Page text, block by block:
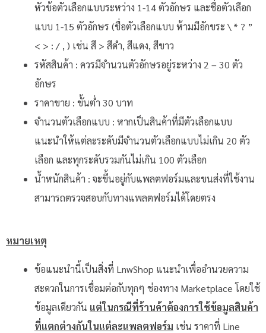
หัวข้อตัวเลือกแบบระหว่าง 1-14 ตัวอักษร และชื่อตัวเลือก
แบบ 1-15 ตัวอักษร (ชื่อตัวเลือกแบบ ห้ามมีอักขระ \ * ? ”
< > : / , ) เช่น สี > สีดำ, สีแดง, สีขาว
รหัสสินค้า : ควรมีจำนวนตัวอักษรอยู่ระหว่าง 2 – 30 ตัว
อักษร
ราคาขาย : ขั้นต่ำ 30 บาท
จำนวนตัวเลือกแบบ : หากเป็นสินค้าที่มีตัวเลือกแบบ
แนะนำให้แต่ละระดับมีจำนวนตัวเลือกแบบไม่เกิน 20 ตัว
เลือก และทุกระดับรวมกันไม่เกิน 100 ตัวเลือก
น้ำหนักสินค้า : จะขึ้นอยู่กับแพลตฟอร์มและขนส่งที่ใช้งาน
สามารถตรวจสอบกับทางแพลตฟอร์มได้โดยตรง
หมายเหตุ
ข้อแนะนำนี้เป็นสิ่งที่ LnwShop แนะนำเพื่ออำนวยความ
สะดวกในการเชื่อมต่อกับทุกๆ ช่องทาง Marketplace โดยใช้
ข้อมูลเดียวกัน แต่ในกรณีที่ร้านค้าต้องการใช้ข้อมูลสินค้า
ที่แตกต่างกันในแต่ละแพลตฟอร์ม เช่น ราคาที่ Line